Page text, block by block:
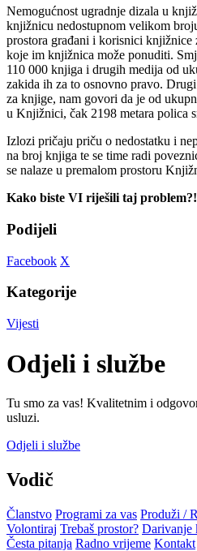
Nemogućnost ugradnje dizala u
knjižnicu nedostupnom velikom
prostora građani i korisnici knjižnice
koje im knjižnica može ponuditi.
110 000 knjiga i drugih medija od
zakida ih za to osnovno pravo.
za knjige, nam govori da je od
u Knjižnici, čak 2198 metara polica
Izlozi pričaju priču o nedostatku i
na broj knjiga te se time radi
se nalaze u premalom prostoru
Kako biste VI riješili taj problem?!
Podijeli
Facebook X
Kategorije
Vijesti
Odjeli i službe
Tu smo za vas! Kvalitetnim i
usluzi.
Odjeli i službe
Vodič
Članstvo Programi za vas Produži /
Volontiraj Trebaš prostor? Darivanje
Česta pitanja Radno vrijeme Kontakt